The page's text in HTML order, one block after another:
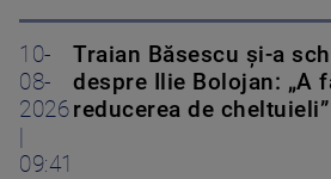
10-
08-
2026
|
09:41
Traian Băsescu și-a
despre Ilie Bolojan: „A
reducerea de cheltuieli”